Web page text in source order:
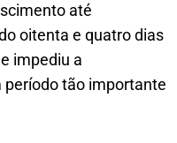
até
oitenta e quatro dias
impediu a
período tão importante